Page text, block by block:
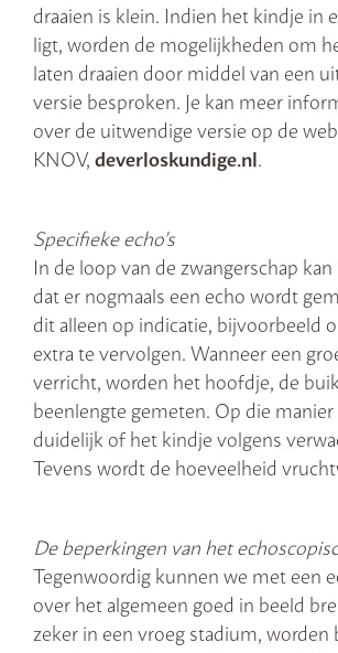
draaien is klein. Indien het kindje in
ligt, worden de mogelijkheden om
laten draaien door middel van een
versie besproken. Je kan meer
over de uitwendige versie op de
KNOV, deverloskundige.nl.
Specifieke echo’s
In de loop van de zwangerschap
dat er nogmaals een echo wordt
dit alleen op indicatie, bijvoorbeeld
extra te vervolgen. Wanneer een
verricht, worden het hoofdje, de
beenlengte gemeten. Op die
duidelijk of het kindje volgens
Tevens wordt de hoeveelheid
De beperkingen van het
Tegenwoordig kunnen we met een
over het algemeen goed in beeld
zeker in een vroeg stadium, worden